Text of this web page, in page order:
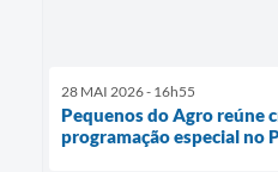
28 MAI 2026 - 16h55
Pequenos do Agro reúne
programação especial no